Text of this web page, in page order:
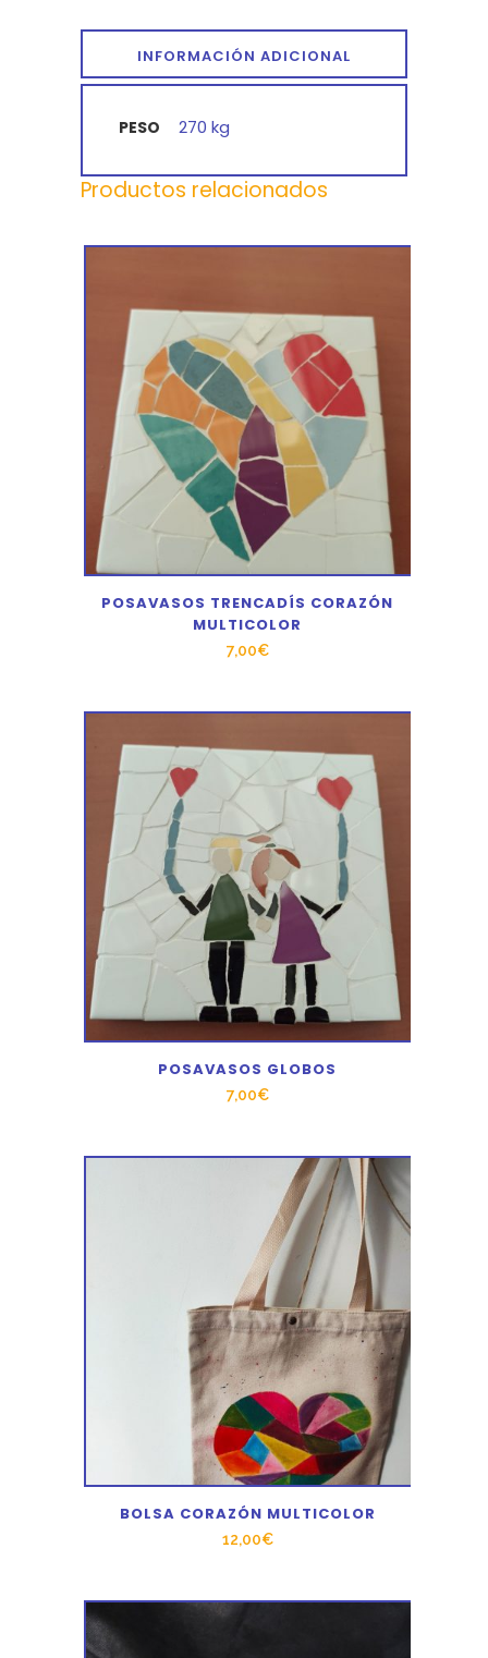
INFORMACIÓN ADICIONAL
PESO 270 kg
Productos relacionados
POSAVASOS TRENCADÍS CORAZÓN
MULTICOLOR
7,00€
POSAVASOS GLOBOS
7,00€
BOLSA CORAZÓN MULTICOLOR
12,00€